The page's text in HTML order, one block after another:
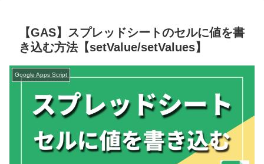
【GAS】スプレッドシートのセルに値を書
き込む方法【setValue/setValues】
Google Apps Script